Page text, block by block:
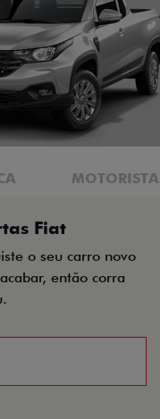
Fiat
o seu carro novo
então corra